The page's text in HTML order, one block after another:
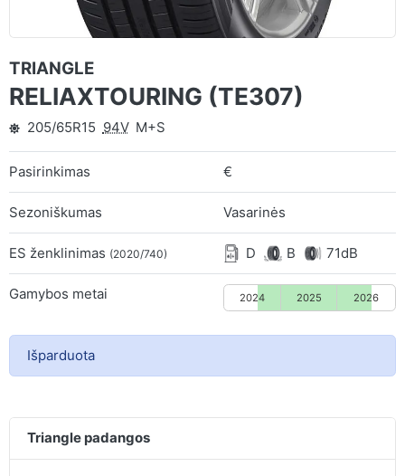
TRIANGLE
RELIAXTOURING (TE307)
205/65R15 94V M+S
Pasirinkimas €
Sezoniškumas Vasarinės
ES ženklinimas (2020/740) D B 71dB
Gamybos metai 2024 2025 2026
Išparduota
Triangle padangos